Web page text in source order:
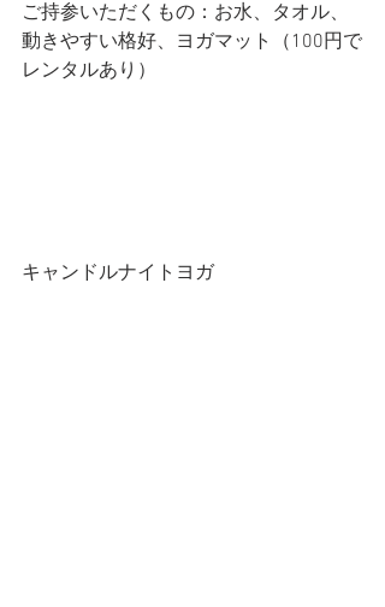
ご持参いただくもの：お水、タオル、
動きやすい格好、ヨガマット（100円で
レンタルあり）
キャンドルナイトヨガ